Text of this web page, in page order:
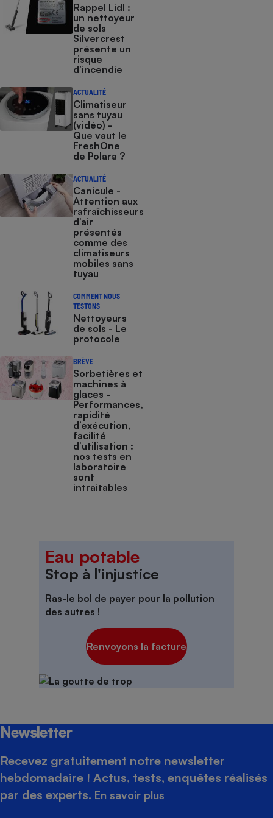
Rappel Lidl :
un nettoyeur
de sols
Silvercrest
présente un
risque
d’incendie
ACTUALITÉ
Climatiseur
sans tuyau
(vidéo) -
Que vaut le
FreshOne
de Polara ?
ACTUALITÉ
Canicule -
Attention aux
rafraîchisseurs
d’air
présentés
comme des
climatiseurs
mobiles sans
tuyau
COMMENT NOUS
TESTONS
Nettoyeurs
de sols - Le
protocole
BRÈVE
Sorbetières et
machines à
glaces​​​​​​ -
Performances,
rapidité
d’exécution,
facilité
d’utilisation :
nos tests en
laboratoire
sont
intraitables
Eau potable
Stop à l'injustice
Ras-le bol de payer pour la pollution
des autres !
Renvoyons la facture
Newsletter
Recevez gratuitement notre newsletter
hebdomadaire ! Actus, tests, enquêtes réalisés
par des experts. En savoir plus